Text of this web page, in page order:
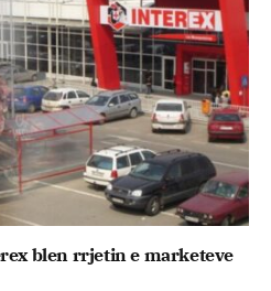
blen rrjetin e marketeve